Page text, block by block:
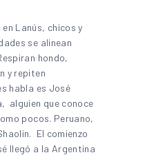
Lanús, chicos y
se alinean
hondo,
y repiten
habla es José
alguien que conoce
pocos. Peruano,
El comienzo
llegó a la Argentina